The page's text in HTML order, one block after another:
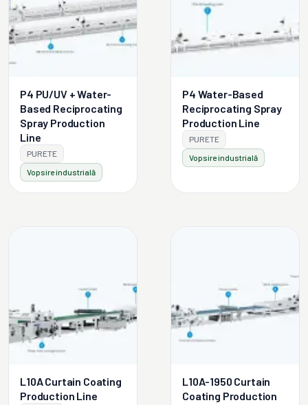
P4 PU/UV + Water-
Based Reciprocating
Spray Production
Line
PURETE
Vopsire industrială
P4 Water-Based
Reciprocating Spray
Production Line
PURETE
Vopsire industrială
L10A Curtain Coating
Production Line
L10A-1950 Curtain
Coating Production